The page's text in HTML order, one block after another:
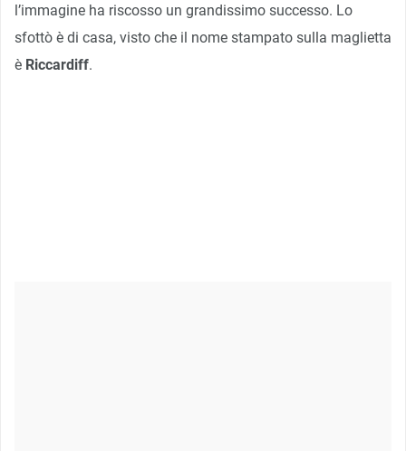
l’immagine ha riscosso un grandissimo successo. Lo
sfottò è di casa, visto che il nome stampato sulla maglietta
è Riccardiff.